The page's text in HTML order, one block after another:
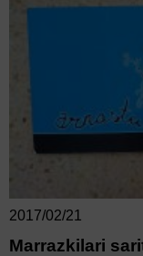
2017/02/21
Marrazkilari